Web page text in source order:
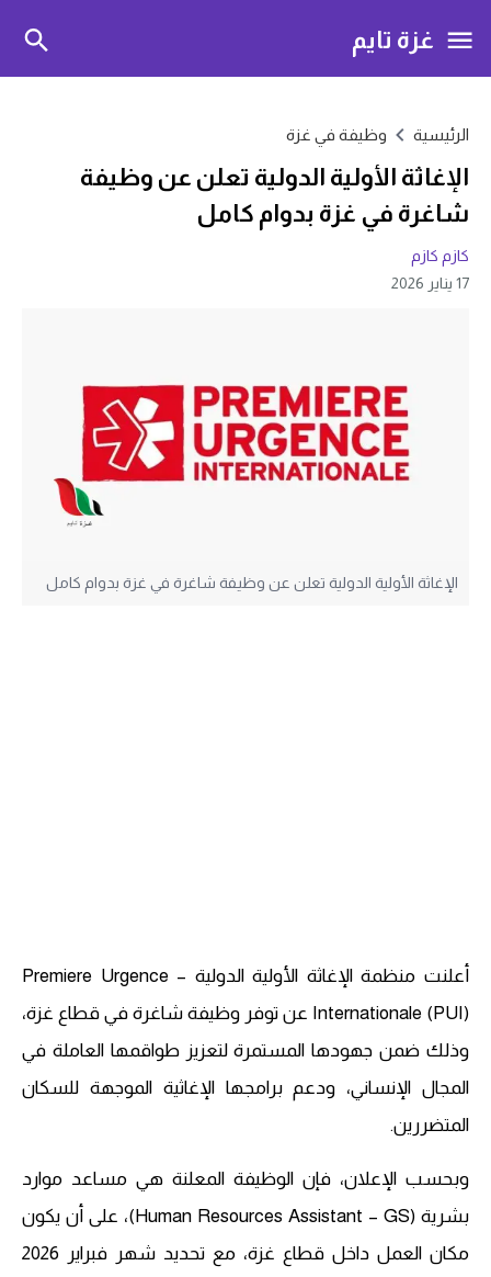
غزة تايم
الرئيسية وظيفة في غزة
الإغاثة الأولية الدولية تعلن عن وظيفة
شاغرة في غزة بدوام كامل
كازم كازم
17 يناير 2026
الإغاثة الأولية الدولية تعلن عن وظيفة شاغرة في غزة بدوام كامل
أعلنت منظمة الإغاثة الأولية الدولية – Premiere Urgence
Internationale (PUI) عن توفر وظيفة شاغرة في قطاع غزة،
وذلك ضمن جهودها المستمرة لتعزيز طواقمها العاملة في
المجال الإنساني، ودعم برامجها الإغاثية الموجهة للسكان
المتضررين.
وبحسب الإعلان، فإن الوظيفة المعلنة هي مساعد موارد
بشرية (Human Resources Assistant – GS)، على أن يكون
مكان العمل داخل قطاع غزة، مع تحديد شهر فبراير 2026